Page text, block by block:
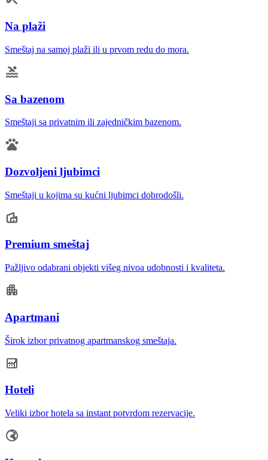
Na plaži
Smeštaj na samoj plaži ili u prvom redu do mora.
Sa bazenom
Smeštaji sa privatnim ili zajedničkim bazenom.
Dozvoljeni ljubimci
Smeštaji u kojima su kućni ljubimci dobrodošli.
Premium smeštaj
Pažljivo odabrani objekti višeg nivoa udobnosti i kvaliteta.
Apartmani
Širok izbor privatnog apartmanskog smeštaja.
Hoteli
Veliki izbor hotela sa instant potvrdom rezervacije.